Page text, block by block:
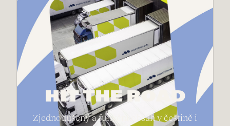
HIT THE ROAD
Zjednodušený a funkční obsah v češtině i